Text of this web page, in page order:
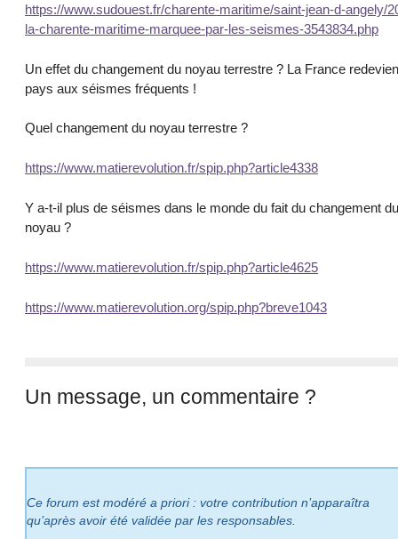
https://www.sudouest.fr/charente-maritime/saint-jean-d-angely/
la-charente-maritime-marquee-par-les-seismes-3543834.php
Un effet du changement du noyau terrestre ? La France
pays aux séismes fréquents !
Quel changement du noyau terrestre ?
https://www.matierevolution.fr/spip.php?article4338
Y a-t-il plus de séismes dans le monde du fait du changement du
noyau ?
https://www.matierevolution.fr/spip.php?article4625
https://www.matierevolution.org/spip.php?breve1043
Un message, un commentaire ?
Ce forum est modéré a priori : votre contribution n’apparaîtra
qu’après avoir été validée par les responsables.